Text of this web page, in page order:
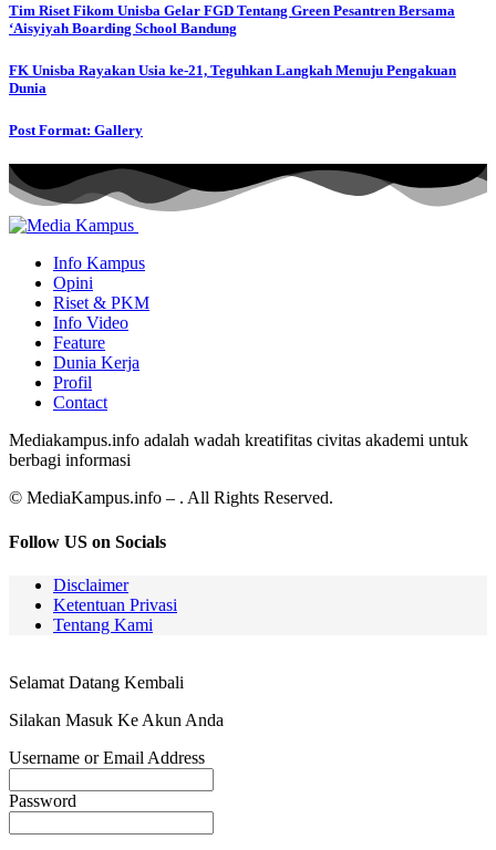
Tim Riset Fikom Unisba Gelar FGD Tentang Green Pesantren Bersama
‘Aisyiyah Boarding School Bandung
FK Unisba Rayakan Usia ke-21, Teguhkan Langkah Menuju Pengakuan
Dunia
Post Format: Gallery
Info Kampus
Opini
Riset & PKM
Info Video
Feature
Dunia Kerja
Profil
Contact
Mediakampus.info adalah wadah kreatifitas civitas akademi untuk
berbagi informasi
© MediaKampus.info – . All Rights Reserved.
Follow US on Socials
Disclaimer
Ketentuan Privasi
Tentang Kami
Selamat Datang Kembali
Silakan Masuk Ke Akun Anda
Username or Email Address
Password